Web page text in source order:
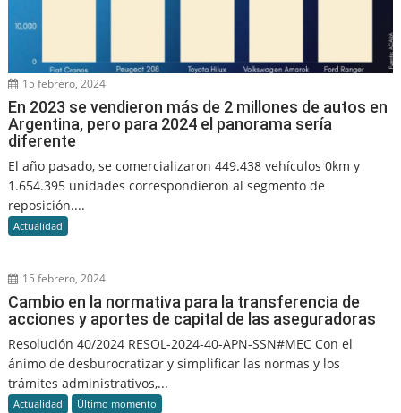
15 febrero, 2024
En 2023 se vendieron más de 2 millones de autos en
Argentina, pero para 2024 el panorama sería
diferente
El año pasado, se comercializaron 449.438 vehículos 0km y
1.654.395 unidades correspondieron al segmento de
reposición....
Actualidad
15 febrero, 2024
Cambio en la normativa para la transferencia de
acciones y aportes de capital de las aseguradoras
Resolución 40/2024 RESOL-2024-40-APN-SSN#MEC Con el
ánimo de desburocratizar y simplificar las normas y los
trámites administrativos,...
Actualidad Último momento